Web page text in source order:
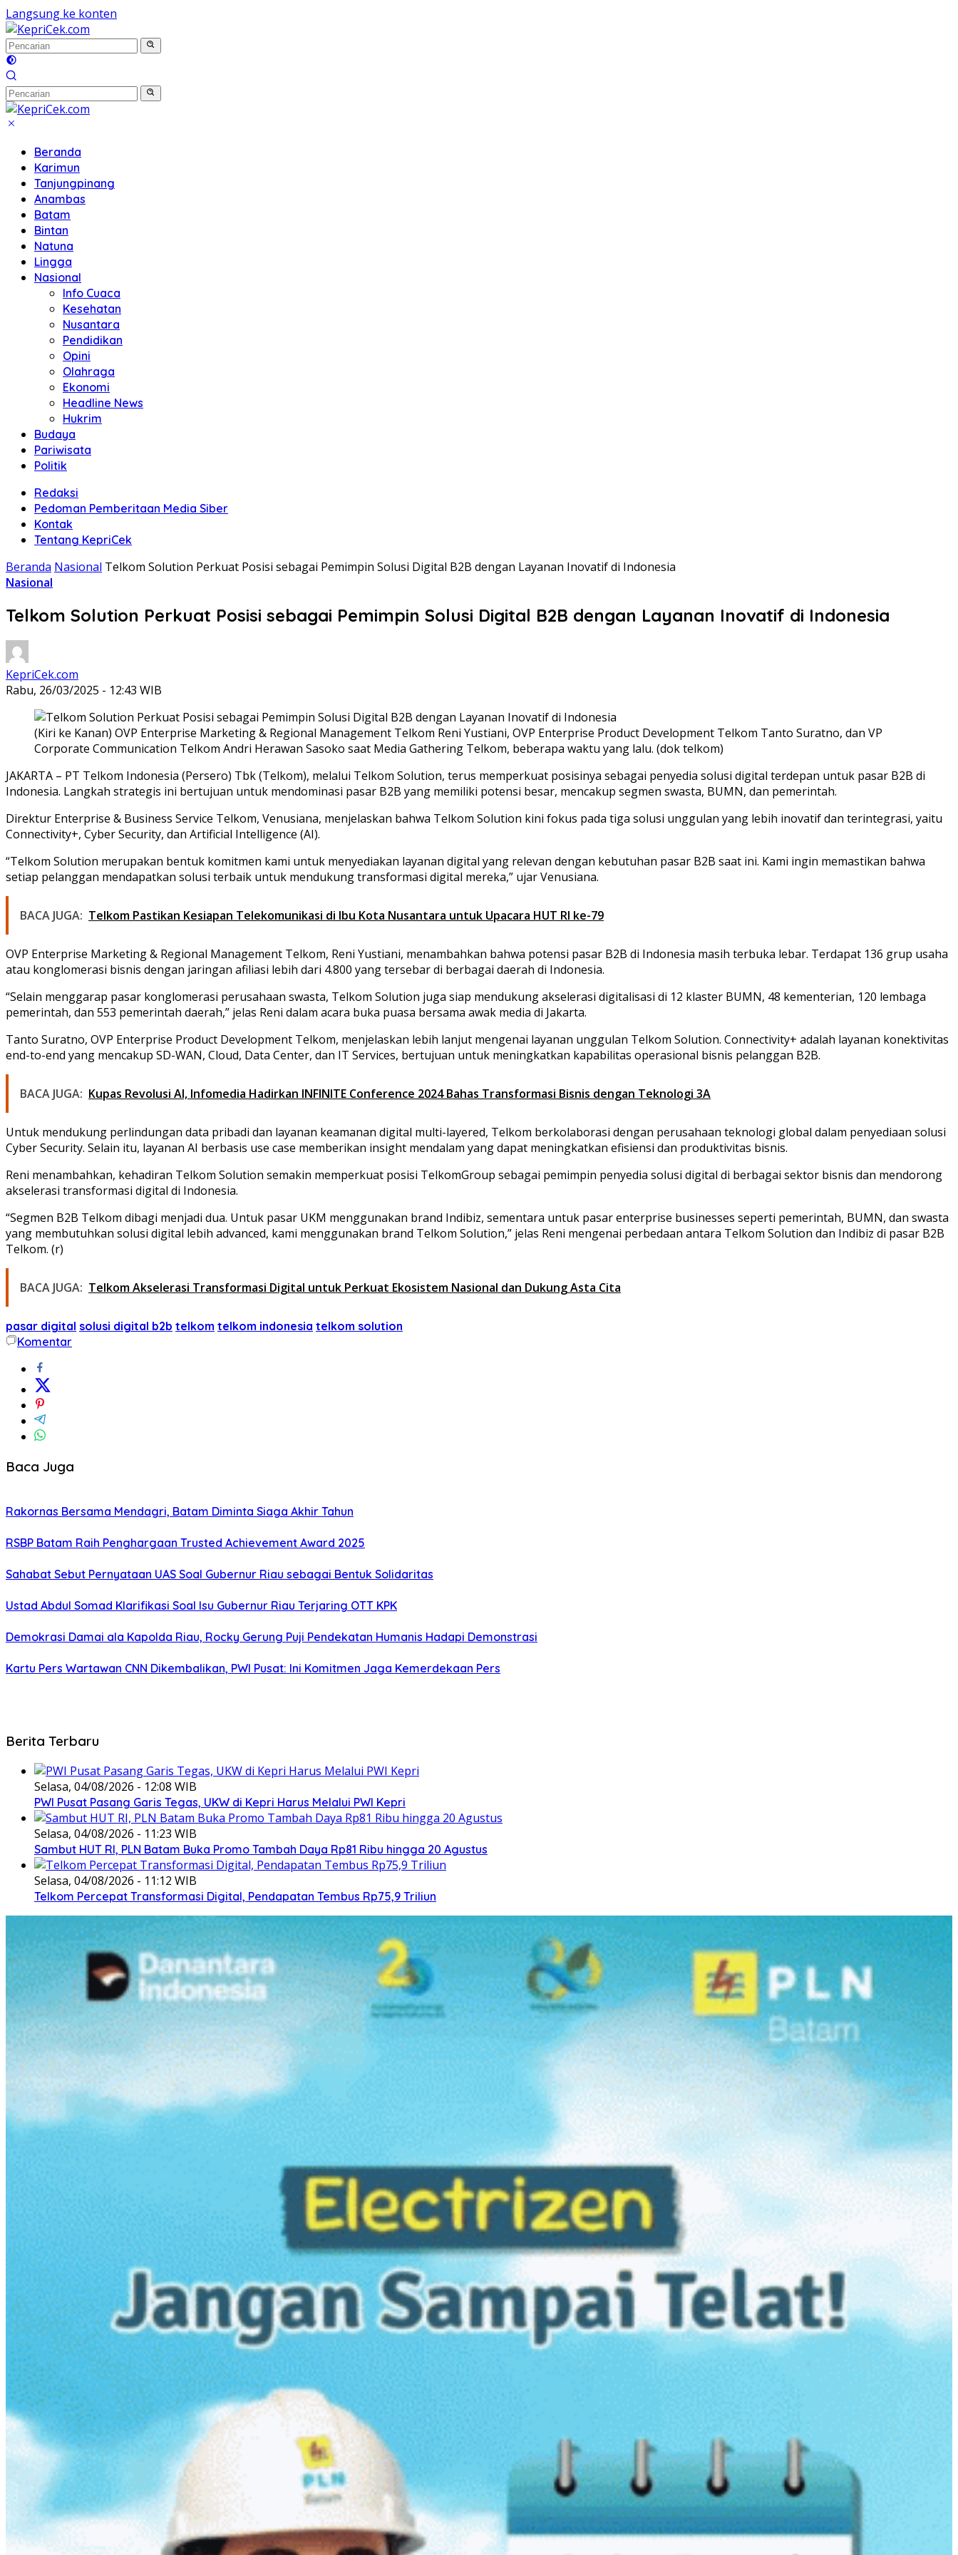
Langsung ke konten
Beranda
Karimun
Tanjungpinang
Anambas
Batam
Bintan
Natuna
Lingga
Nasional
Info Cuaca
Kesehatan
Nusantara
Pendidikan
Opini
Olahraga
Ekonomi
Headline News
Hukrim
Budaya
Pariwisata
Politik
Redaksi
Pedoman Pemberitaan Media Siber
Kontak
Tentang KepriCek
Beranda Nasional Telkom Solution Perkuat Posisi sebagai Pemimpin Solusi Digital B2B dengan Layanan Inovatif di Indonesia
Nasional
Telkom Solution Perkuat Posisi sebagai Pemimpin Solusi Digital B2B dengan Layanan Inovatif di Indonesia
KepriCek.com
Rabu, 26/03/2025 - 12:43 WIB
(Kiri ke Kanan) OVP Enterprise Marketing & Regional Management Telkom Reni Yustiani, OVP Enterprise Product Development Telkom Tanto Suratno, dan VP
Corporate Communication Telkom Andri Herawan Sasoko saat Media Gathering Telkom, beberapa waktu yang lalu. (dok telkom)
JAKARTA – PT Telkom Indonesia (Persero) Tbk (Telkom), melalui Telkom Solution, terus memperkuat posisinya sebagai penyedia solusi digital terdepan untuk pasar B2B di
Indonesia. Langkah strategis ini bertujuan untuk mendominasi pasar B2B yang memiliki potensi besar, mencakup segmen swasta, BUMN, dan pemerintah.
Direktur Enterprise & Business Service Telkom, Venusiana, menjelaskan bahwa Telkom Solution kini fokus pada tiga solusi unggulan yang lebih inovatif dan terintegrasi, yaitu
Connectivity+, Cyber Security, dan Artificial Intelligence (AI).
“Telkom Solution merupakan bentuk komitmen kami untuk menyediakan layanan digital yang relevan dengan kebutuhan pasar B2B saat ini. Kami ingin memastikan bahwa
setiap pelanggan mendapatkan solusi terbaik untuk mendukung transformasi digital mereka,” ujar Venusiana.
BACA JUGA: Telkom Pastikan Kesiapan Telekomunikasi di Ibu Kota Nusantara untuk Upacara HUT RI ke-79
OVP Enterprise Marketing & Regional Management Telkom, Reni Yustiani, menambahkan bahwa potensi pasar B2B di Indonesia masih terbuka lebar. Terdapat 136 grup usaha
atau konglomerasi bisnis dengan jaringan afiliasi lebih dari 4.800 yang tersebar di berbagai daerah di Indonesia.
“Selain menggarap pasar konglomerasi perusahaan swasta, Telkom Solution juga siap mendukung akselerasi digitalisasi di 12 klaster BUMN, 48 kementerian, 120 lembaga
pemerintah, dan 553 pemerintah daerah,” jelas Reni dalam acara buka puasa bersama awak media di Jakarta.
Tanto Suratno, OVP Enterprise Product Development Telkom, menjelaskan lebih lanjut mengenai layanan unggulan Telkom Solution. Connectivity+ adalah layanan konektivitas
end-to-end yang mencakup SD-WAN, Cloud, Data Center, dan IT Services, bertujuan untuk meningkatkan kapabilitas operasional bisnis pelanggan B2B.
BACA JUGA: Kupas Revolusi AI, Infomedia Hadirkan INFINITE Conference 2024 Bahas Transformasi Bisnis dengan Teknologi 3A
Untuk mendukung perlindungan data pribadi dan layanan keamanan digital multi-layered, Telkom berkolaborasi dengan perusahaan teknologi global dalam penyediaan solusi
Cyber Security. Selain itu, layanan AI berbasis use case memberikan insight mendalam yang dapat meningkatkan efisiensi dan produktivitas bisnis.
Reni menambahkan, kehadiran Telkom Solution semakin memperkuat posisi TelkomGroup sebagai pemimpin penyedia solusi digital di berbagai sektor bisnis dan mendorong
akselerasi transformasi digital di Indonesia.
“Segmen B2B Telkom dibagi menjadi dua. Untuk pasar UKM menggunakan brand Indibiz, sementara untuk pasar enterprise businesses seperti pemerintah, BUMN, dan swasta
yang membutuhkan solusi digital lebih advanced, kami menggunakan brand Telkom Solution,” jelas Reni mengenai perbedaan antara Telkom Solution dan Indibiz di pasar B2B
Telkom. (r)
BACA JUGA: Telkom Akselerasi Transformasi Digital untuk Perkuat Ekosistem Nasional dan Dukung Asta Cita
pasar digital solusi digital b2b telkom telkom indonesia telkom solution
Komentar
Baca Juga
Rakornas Bersama Mendagri, Batam Diminta Siaga Akhir Tahun
RSBP Batam Raih Penghargaan Trusted Achievement Award 2025
Sahabat Sebut Pernyataan UAS Soal Gubernur Riau sebagai Bentuk Solidaritas
Ustad Abdul Somad Klarifikasi Soal Isu Gubernur Riau Terjaring OTT KPK
Demokrasi Damai ala Kapolda Riau, Rocky Gerung Puji Pendekatan Humanis Hadapi Demonstrasi
Kartu Pers Wartawan CNN Dikembalikan, PWI Pusat: Ini Komitmen Jaga Kemerdekaan Pers
Berita Terbaru
Selasa, 04/08/2026 - 12:08 WIB
PWI Pusat Pasang Garis Tegas, UKW di Kepri Harus Melalui PWI Kepri
Selasa, 04/08/2026 - 11:23 WIB
Sambut HUT RI, PLN Batam Buka Promo Tambah Daya Rp81 Ribu hingga 20 Agustus
Selasa, 04/08/2026 - 11:12 WIB
Telkom Percepat Transformasi Digital, Pendapatan Tembus Rp75,9 Triliun